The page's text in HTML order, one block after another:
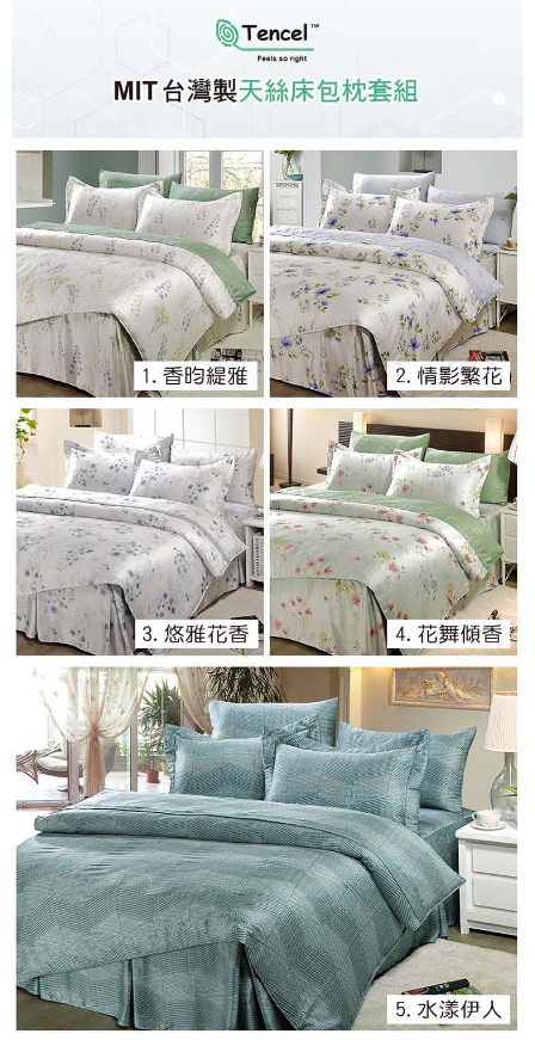
https://netprotections.freshdesk.com/support/home
１．透過由恩沛科技股份有限公司提供之「AFTEE先享後付」服務完成之交
權轉讓予恩沛科技股份有限公司。
２．關於個人資料處理事宜，請瀏覽以下網址：
https://aftee.tw/terms/#terms3
３．未成年的使用者請事先徵得法定代理人或監護人之同意方可使用
「AFTEE先享後付」，若未經同意申辦者引起之損失，本公司不負相關責
任。
４．使用「AFTEE先享後付」時，將依據個別帳號之用戶狀況，依本公司即
時審查核予不同之上限額度；若仍有額度不足之情形，本公司將視審查結果
請求用戶進行身份認證。
５．嚴禁一人註冊多個帳號或使用他人資訊註冊。若發現惡意使用之情形，
恩沛科技股份有限公司將有權停止該用戶之使用額度並採取法律行動。